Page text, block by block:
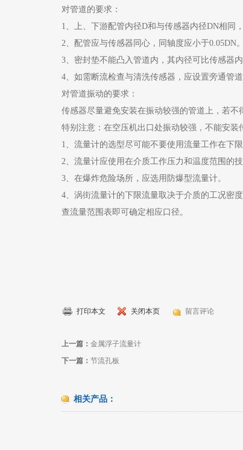
对管道的要求：
1、上、下游配管内径D和与传感器内径DN相同
2、配管应与传感器同心，同轴度应小于0.05DN。
3、密封垫不能凸入管道内，其内径可比传感器内
4、如需断流检查与清洗传感器，应设置旁通管道
对管道振动的要求：
传感器尽量避免安装在振动较强的管道上，若
特别注意：在空压机出口处振动较强，不能安装
1、流量计的选型尽可能不要使用流量工作在下
2、流量计应使用在介质工作压力和温度范围的
3、在爆炸危险场所，应选用防爆型流量计。
4、涡街流量计的下限流量取决于介质的工况密度和
查流量范围表即可确定相应口径。
打印本文 关闭本页 留言评论
上一篇： 金属浮子流量计
下一篇： 节流孔板
相关产品：